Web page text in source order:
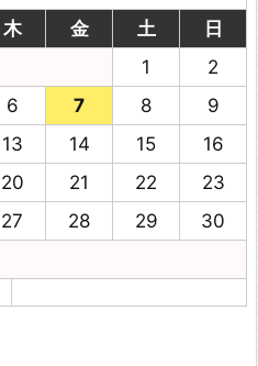
木 金 土
日
1
2
6 7 8
9
13 14 15
16
20 21 22
23
27 28 29
30